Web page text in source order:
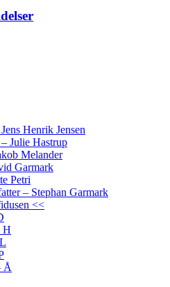
Henrik Jensen
Julie Hastrup
Melander
Garmark
Petri
– Stephan Garmark
<<
H
Å